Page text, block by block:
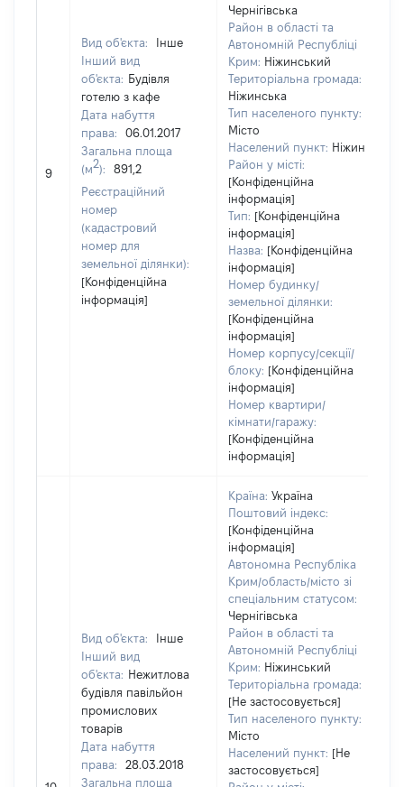
9
Вид об'єкта:
Інше
Інший вид
об'єкта: Будівля
готелю з кафе
Дата набуття
права:
06.01.2017
Загальна площа
(м2):
891,2
Реєстраційний
номер
(кадастровий
номер для
земельної ділянки):
[Конфіденційна
інформація]
Чернігівська
Район в області та
Автономній Республіці
Крим: Ніжинський
Територіальна громада:
Ніжинська
Тип населеного пункту:
Місто
Населений пункт: Ніжин
Район у місті:
[Конфіденційна
інформація]
Тип: [Конфіденційна
інформація]
Назва: [Конфіденційна
інформація]
Номер будинку/
земельної ділянки:
[Конфіденційна
інформація]
Номер корпусу/секції/
блоку: [Конфіденційна
інформація]
Номер квартири/
кімнати/гаражу:
[Конфіденційна
інформація]
Вид об'єкта:
Інше
Інший вид
об'єкта: Нежитлова
будівля павільйон
промислових
товарів
Дата набуття
права:
28.03.2018
Загальна площа
Країна: Україна
Поштовий індекс:
[Конфіденційна
інформація]
Автономна Республіка
Крим/область/місто зі
спеціальним статусом:
Чернігівська
Район в області та
Автономній Республіці
Крим: Ніжинський
Територіальна громада:
[Не застосовується]
Тип населеного пункту:
Місто
Населений пункт: [Не
застосовується]